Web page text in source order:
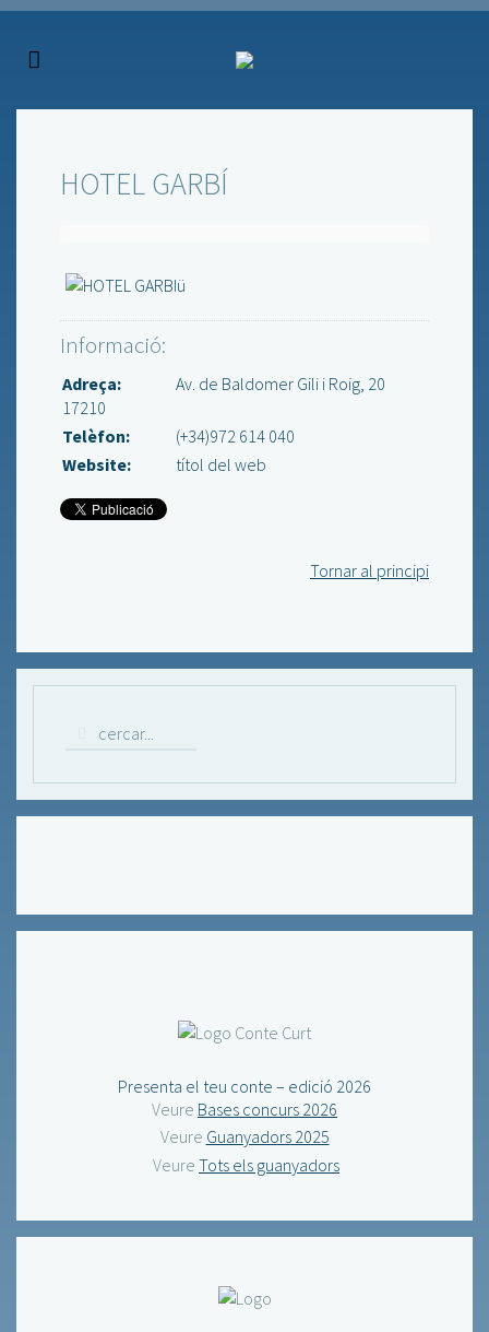
HOTEL GARBÍ
Informació:
Adreça:
Av. de Baldomer Gili i Roig, 20
17210
Telèfon:
(+34)972 614 040
Website:
títol del web
Tornar al principi
Presenta el teu conte – edició 2026
Veure Bases concurs 2026
Veure Guanyadors 2025
Veure Tots els guanyadors